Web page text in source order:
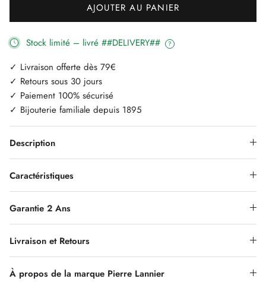
AJOUTER AU PANIER
Stock limité – livré ##DELIVERY## ?
✓ Livraison offerte dès 79€
✓ Retours sous 30 jours
✓ Paiement 100% sécurisé
✓ Bijouterie familiale depuis 1895
Description
Caractéristiques
Garantie 2 Ans
Livraison et Retours
À propos de la marque Pierre Lannier